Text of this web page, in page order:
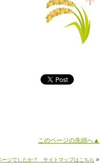
このページの先頭へ▲
ージでしたか？ サイトマップはこちら »